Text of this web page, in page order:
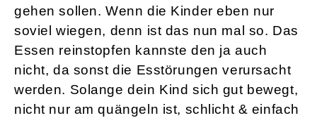
gehen sollen. Wenn die Kinder eben nur
soviel wiegen, denn ist das nun mal so. Das
Essen reinstopfen kannste den ja auch
nicht, da sonst die Esstörungen verursacht
werden. Solange dein Kind sich gut bewegt,
nicht nur am quängeln ist, schlicht & einfach